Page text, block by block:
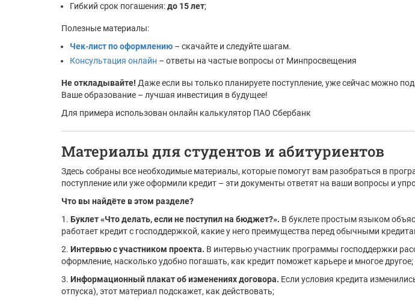
Гибкий срок погашения:до 15 лет;
Полезные материалы:
Чек-лист по оформлению – скачайте и следуйте шагам.
Консультация онлайн – ответы на частые вопросы от Минпросвещения
Не откладывайте! Даже если вы только планируете поступление, уже сейчас можно
Ваше образование – лучшая инвестиция в будущее!
Для примера использован онлайн калькулятор ПАО Сбербанк
Материалы для студентов и абитуриентов
Здесь собраны все необходимые материалы, которые помогут вам разобраться в
поступление или уже оформили кредит – эти документы ответят на ваши вопросы и
Что вы найдёте в этом разделе?
1. Буклет «Что делать, если не поступил на бюджет?». В буклете простым языком
работает кредит с господдержкой, какие у него преимущества перед обычными
2. Интервью с участником проекта. В интервью участник программы господдержки
оформление, насколько удобно погашать, как кредит поможет карьере и многое другое;
3. Информационный плакат об изменениях договора. Если условия кредита
отпуска), этот материал подскажет, как действовать;